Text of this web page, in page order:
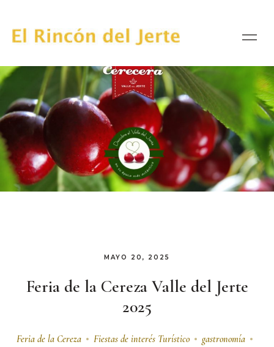
MAYO 20, 2025
Feria de la Cereza Valle del Jerte
2025
Feria de la Cereza Fiestas de interés Turístico
gastronomía